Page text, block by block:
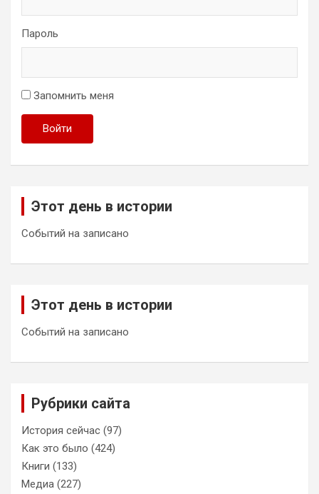
Пароль
Запомнить меня
Войти
Этот день в истории
Событий на записано
Этот день в истории
Событий на записано
Рубрики сайта
История сейчас (97)
Как это было (424)
Книги (133)
Медиа (227)